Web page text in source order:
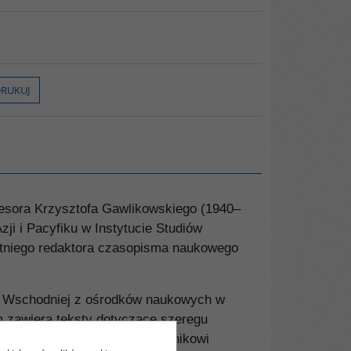
Krzysztofa Gawlikowskiego (1940–
i Pacyfiku w Instytucie Studiów
redaktora czasopisma naukowego
z ośrodków naukowych w
zawiera teksty dotyczące szeregu
samym polskiemu czytelnikowi